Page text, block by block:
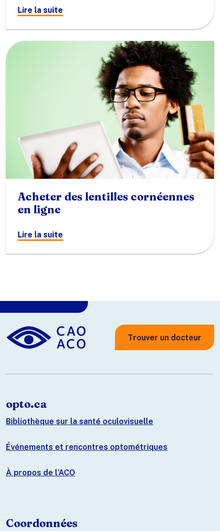
Lire la suite
Acheter des lentilles cornéennes
en ligne
Lire la suite
Trouver un docteur
opto.ca
Bibliothèque sur la santé oculovisuelle
Événements et rencontres optométriques
À propos de l’ACO
Coordonnées